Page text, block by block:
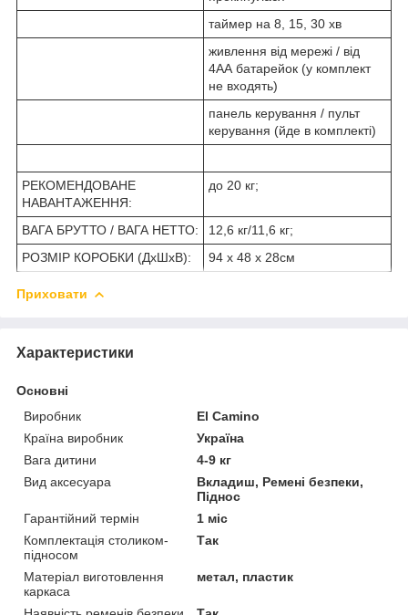
таймер на 8, 15, 30 хв
живлення від мережі / від
4АА батарейок (у комплект
не входять)
панель керування / пульт
керування (йде в комплекті)
РЕКОМЕНДОВАНЕ
НАВАНТАЖЕННЯ:
до 20 кг;
ВАГА БРУТТО / ВАГА НЕТТО:
12,6 кг/11,6 кг;
РОЗМІР КОРОБКИ (ДхШхВ):
94 х 48 х 28см
Приховати
Характеристики
Основні
Виробник
El Camino
Країна виробник
Україна
Вага дитини
4-9 кг
Вид аксесуара
Вкладиш, Ремені безпеки,
Піднос
Гарантійний термін
1 міс
Комплектація столиком-
підносом
Так
Матеріал виготовлення
каркаса
метал, пластик